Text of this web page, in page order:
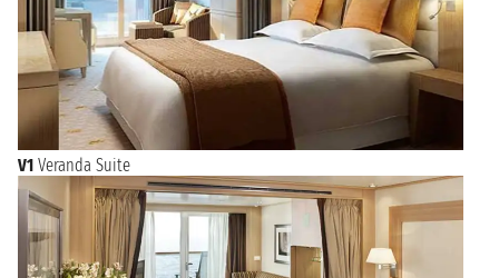
V1 Veranda Suite